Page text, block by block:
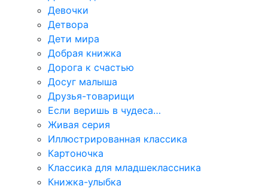
Девочки
Детвора
Дети мира
Добрая книжка
Дорога к счастью
Досуг малыша
Друзья-товарищи
Если веришь в чудеса…
Живая серия
Иллюстрированная классика
Картоночка
Классика для младшеклассника
Книжка-улыбка